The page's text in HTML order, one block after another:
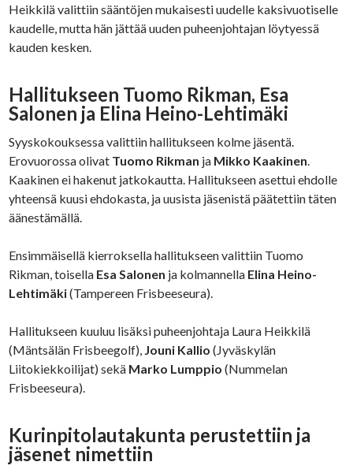
Heikkilä valittiin sääntöjen mukaisesti uudelle kaksivuotiselle
kaudelle, mutta hän jättää uuden puheenjohtajan löytyessä
kauden kesken.
Hallitukseen Tuomo Rikman, Esa
Salonen ja Elina Heino-Lehtimäki
Syyskokouksessa valittiin hallitukseen kolme jäsentä.
Erovuorossa olivat Tuomo Rikman ja Mikko Kaakinen
Kaakinen ei hakenut jatkokautta. Hallitukseen asettui ehdolle
yhteensä kuusi ehdokasta, ja uusista jäsenistä päätettiin täten
äänestämällä.
Ensimmäisellä kierroksella hallitukseen valittiin Tuomo
Rikman, toisella Esa Salonen ja kolmannella Elina Heino-
Lehtimäki(Tampereen Frisbeeseura).
Hallitukseen kuuluu lisäksi puheenjohtaja Laura Heikkilä
(Mäntsälän Frisbeegolf), Jouni Kallio(Jyväskylän
Liitokiekkoilijat) sekä Marko Lumppio(Nummelan
Frisbeeseura).
Kurinpitolautakunta perustettiin ja
jäsenet nimettiin